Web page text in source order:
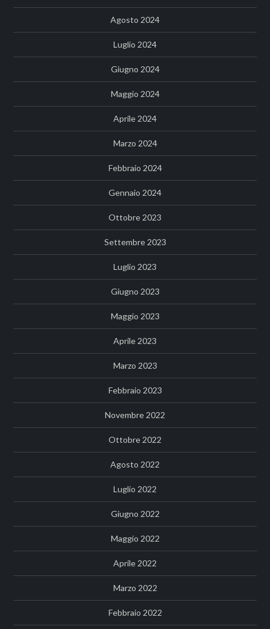
Agosto 2024
Luglio 2024
Giugno 2024
Maggio 2024
Aprile 2024
Marzo 2024
Febbraio 2024
Gennaio 2024
Ottobre 2023
Settembre 2023
Luglio 2023
Giugno 2023
Maggio 2023
Aprile 2023
Marzo 2023
Febbraio 2023
Novembre 2022
Ottobre 2022
Agosto 2022
Luglio 2022
Giugno 2022
Maggio 2022
Aprile 2022
Marzo 2022
Febbraio 2022